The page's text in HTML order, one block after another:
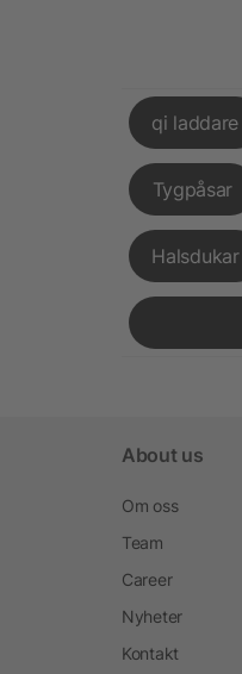
qi laddare
Tygpåsar
Halsdukar
About us
Om oss
Team
Career
Nyheter
Kontakt